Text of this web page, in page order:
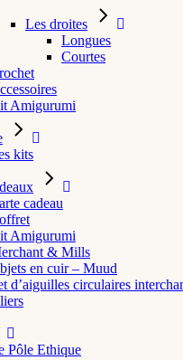
Les droites
Longues
Courtes
Amigurumi
kits
cadeau
Amigurumi
& Mills
en cuir – Muud
d’aiguilles circulaires
Pôle Ethique